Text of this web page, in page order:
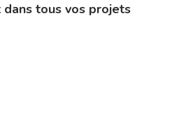
tous vos projets